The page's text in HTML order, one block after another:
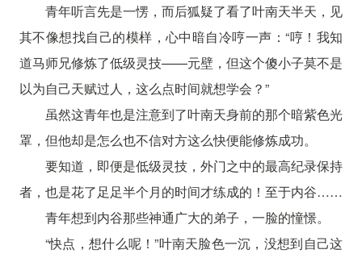
青年听言先是一愣，而后狐疑了看了叶南天半天，见
其不像想找自己的模样，心中暗自冷哼一声：“哼！我知
道马师兄修炼了低级灵技——元壁，但这个傻小子莫不是
以为自己天赋过人，这么点时间就想学会？”
虽然这青年也是注意到了叶南天身前的那个暗紫色光
罩，但他却是怎么也不信对方这么快便能修炼成功。
要知道，即便是低级灵技，外门之中的最高纪录保持
者，也是花了足足半个月的时间才练成的！至于内谷……
青年想到内谷那些神通广大的弟子，一脸的憧憬。
“快点，想什么呢！”叶南天脸色一沉，没想到自己这